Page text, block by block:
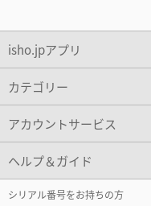
isho.jpアプリ
カテゴリー
アカウントサービス
ヘルプ＆ガイド
シリアル番号をお持ちの方